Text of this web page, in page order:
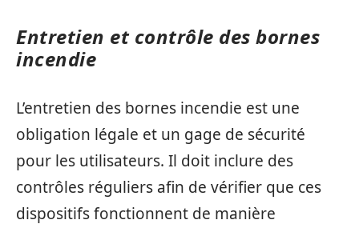
Entretien et contrôle des bornes
incendie
L’entretien des bornes incendie est une
obligation légale et un gage de sécurité
pour les utilisateurs. Il doit inclure des
contrôles réguliers afin de vérifier que ces
dispositifs fonctionnent de manière